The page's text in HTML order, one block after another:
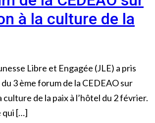
à la culture de la
Libre et Engagée (JLE) a pris
3 ème forum de la CEDEAO sur
culture de la paix à l’hôtel du 2 février.
qui […]